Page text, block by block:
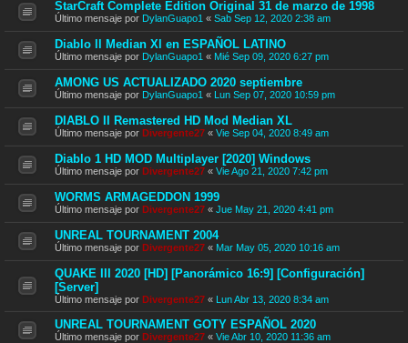
StarCraft Complete Edition Original 31 de marzo de 1998
Último mensaje por DylanGuapo1 « Sab Sep 12, 2020 2:38 am
Diablo ll Median Xl en ESPAÑOL LATINO
Último mensaje por DylanGuapo1 « Mié Sep 09, 2020 6:27 pm
AMONG US ACTUALIZADO 2020 septiembre
Último mensaje por DylanGuapo1 « Lun Sep 07, 2020 10:59 pm
DIABLO II Remastered HD Mod Median XL
Último mensaje por Divergente27 « Vie Sep 04, 2020 8:49 am
Diablo 1 HD MOD Multiplayer [2020] Windows
Último mensaje por Divergente27 « Vie Ago 21, 2020 7:42 pm
WORMS ARMAGEDDON 1999
Último mensaje por Divergente27 « Jue May 21, 2020 4:41 pm
UNREAL TOURNAMENT 2004
Último mensaje por Divergente27 « Mar May 05, 2020 10:16 am
QUAKE III 2020 [HD] [Panorámico 16:9] [Configuración]
[Server]
Último mensaje por Divergente27 « Lun Abr 13, 2020 8:34 am
UNREAL TOURNAMENT GOTY ESPAÑOL 2020
Último mensaje por Divergente27 « Vie Abr 10, 2020 11:36 am